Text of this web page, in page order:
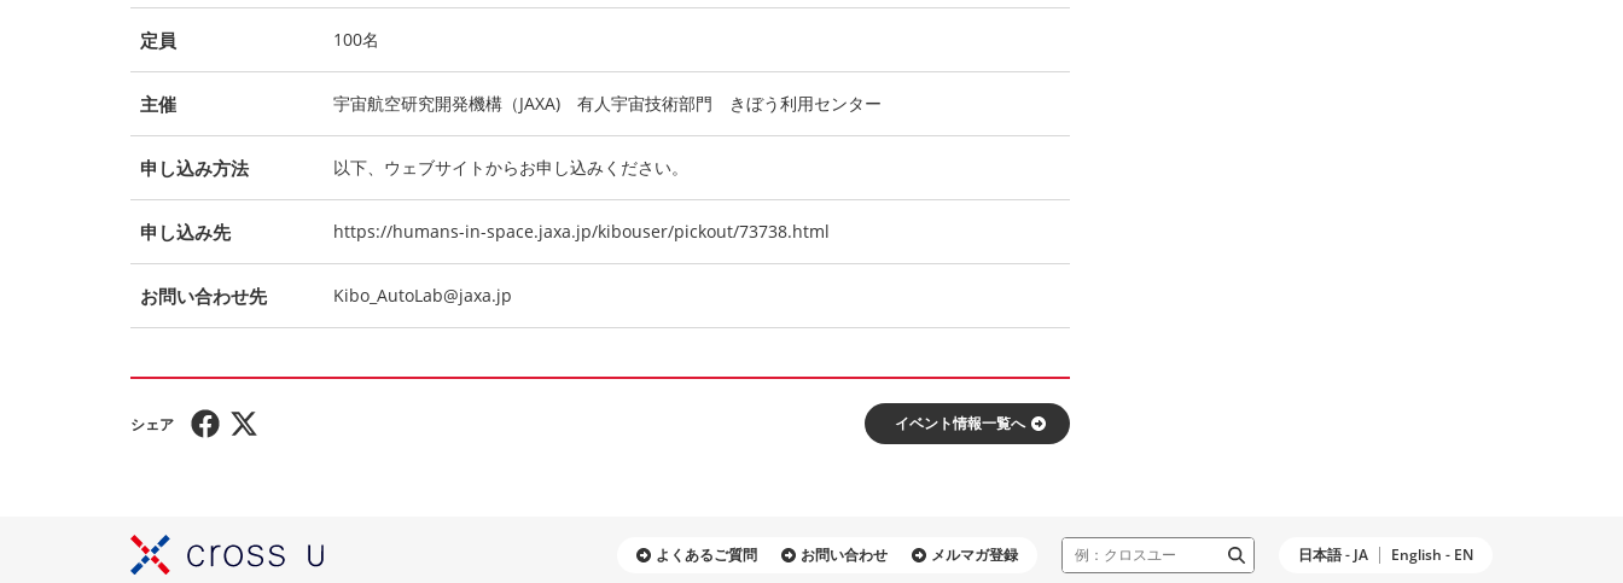
定員 100名
主催 宇宙航空研究開発機構（JAXA) 有人宇宙技術部門 きぼう利用センター
申し込み方法 以下、ウェブサイトからお申し込みください。
申し込み先 https://humans-in-space.jaxa.jp/kibouser/pickout/73738.html
お問い合わせ先 Kibo_AutoLab@jaxa.jp
イベント情報⼀覧へ
よくあるご質問 お問い合わせ メルマガ登録 日本語 - JA English - EN